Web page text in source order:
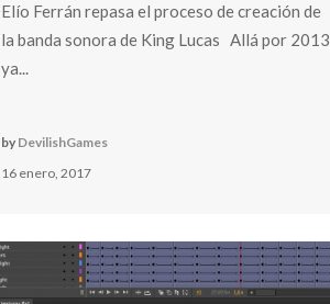
Elío Ferrán repasa el proceso de creación de
la banda sonora de King Lucas Allá por 2013
ya...
16 enero, 2017
by DevilishGames